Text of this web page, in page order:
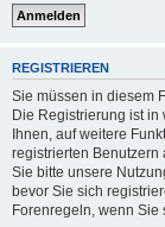
REGISTRIEREN
Sie müssen in diesem
Die Registrierung ist
Ihnen, auf weitere
registrierten Benutzern
Sie bitte unsere
bevor Sie sich
Forenregeln, wenn Sie